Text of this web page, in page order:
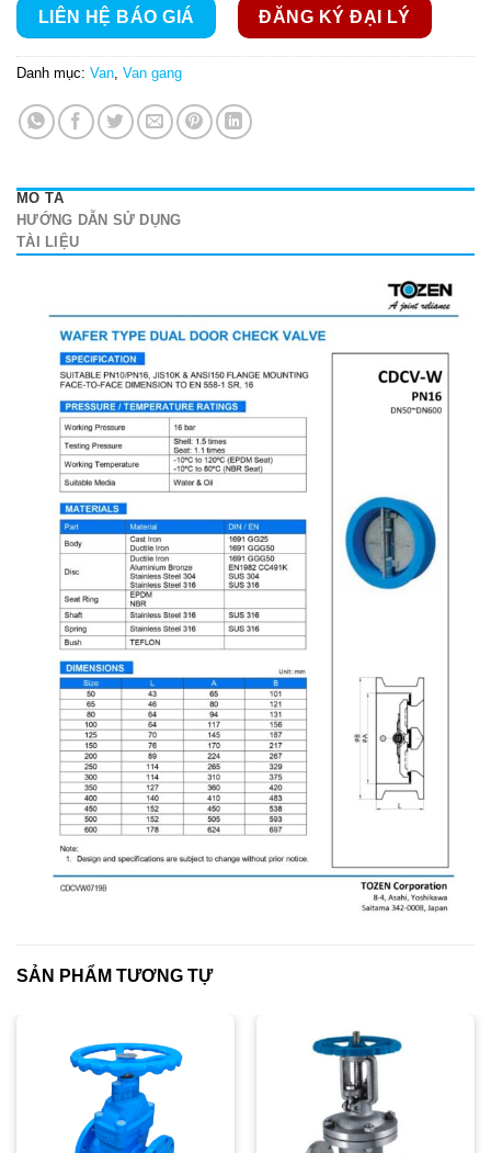
LIÊN HỆ BÁO GIÁ ĐĂNG KÝ ĐẠI LÝ
Danh mục: Van Van gang
MÔ TẢ
HƯỚNG DẪN SỬ DỤNG
TÀI LIỆU
SẢN PHẨM TƯƠNG TỰ